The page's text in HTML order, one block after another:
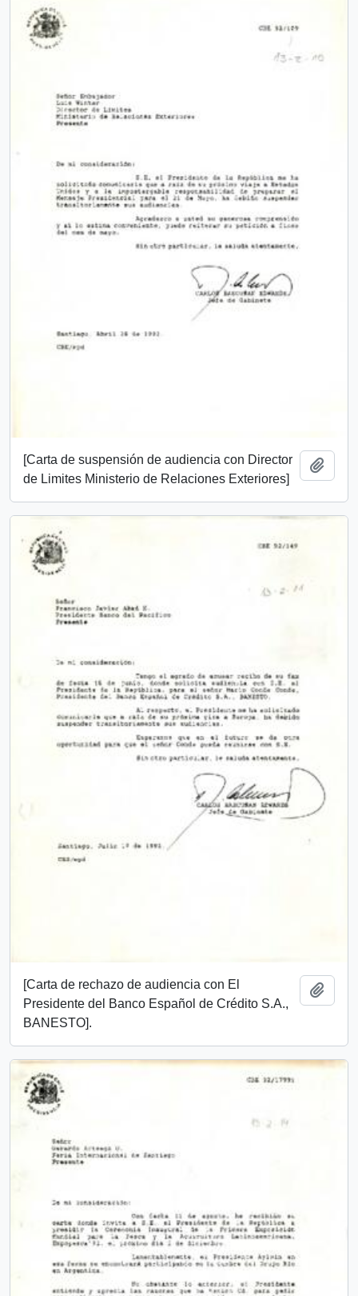
[Carta de suspensión de audiencia con Director
de Limites Ministerio de Relaciones Exteriores]
[Carta de rechazo de audiencia con El
Presidente del Banco Español de Crédito S.A.,
BANESTO].